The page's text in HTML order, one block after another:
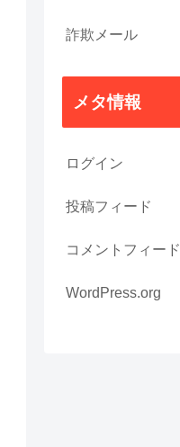
詐欺メール
メタ情報
ログイン
投稿フィード
コメントフィード
WordPress.org